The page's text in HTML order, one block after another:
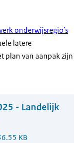
onderwijsregio's
latere
plan van aanpak zijn
- Landelijk
KB